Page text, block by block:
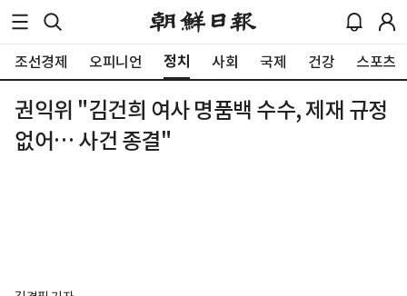
조선경제 오피니언 정치 사회 국제 건강 스포츠
권익위 "김건희 여사 명품백 수수, 제재 규정
없어… 사건 종결"